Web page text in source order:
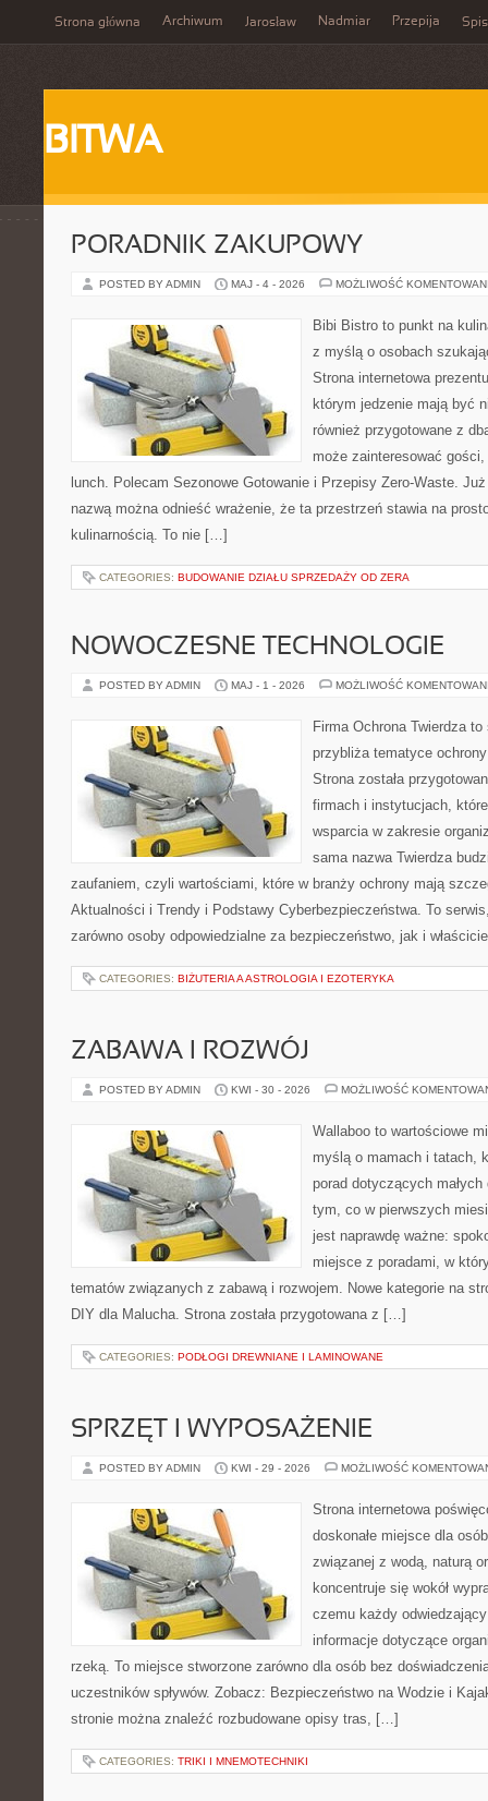
Strona główna Archiwum Jarosław Nadmiar Przepija
BITWA
PORADNIK ZAKUPOWY
POSTED BY ADMIN MAJ - 4 - 2026 MOŻLIWOŚĆ
Bibi Bistro to punkt na
z myślą o osobach
Strona internetowa
którym jedzenie mają być
również przygotowane z
może zainteresować
lunch. Polecam Sezonowe Gotowanie i Przepisy Zero-Waste.
nazwą można odnieść wrażenie, że ta przestrzeń stawia na
kulinarnością. To nie […]
CATEGORIES: BUDOWANIE DZIAŁU SPRZEDAŻY OD ZERA
NOWOCZESNE TECHNOLOGIE
POSTED BY ADMIN MAJ - 1 - 2026 MOŻLIWOŚĆ
Firma Ochrona Twierdza
przybliża tematyce
Strona została
firmach i instytucjach,
wsparcia w zakresie
sama nazwa Twierdza
zaufaniem, czyli wartościami, które w branży ochrony mają
Aktualności i Trendy i Podstawy Cyberbezpieczeństwa. To
zarówno osoby odpowiedzialne za bezpieczeństwo, jak i
CATEGORIES: BIŻUTERIA A ASTROLOGIA I EZOTERYKA
ZABAWA I ROZWÓJ
POSTED BY ADMIN KWI - 30 - 2026 MOŻLIWOŚĆ
Wallaboo to wartościowe
myślą o mamach i tatach,
porad dotyczących
tym, co w pierwszych
jest naprawdę ważne:
miejsce z poradami, w
tematów związanych z zabawą i rozwojem. Nowe kategorie na
DIY dla Malucha. Strona została przygotowana z […]
CATEGORIES: PODŁOGI DREWNIANE I LAMINOWANE
SPRZĘT I WYPOSAŻENIE
POSTED BY ADMIN KWI - 29 - 2026 MOŻLIWOŚĆ
Strona internetowa
doskonałe miejsce dla
związanej z wodą, naturą
koncentruje się wokół
czemu każdy
informacje dotyczące
rzeką. To miejsce stworzone zarówno dla osób bez
uczestników spływów. Zobacz: Bezpieczeństwo na Wodzie i
stronie można znaleźć rozbudowane opisy tras, […]
CATEGORIES: TRIKI I MNEMOTECHNIKI